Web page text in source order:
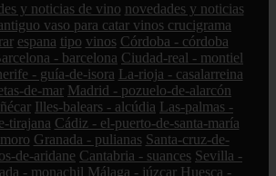
y noticias de vino novedades y noticias
vaso para catar vinos crucigrama
espana tipo vinos Córdoba - córdoba
- barcelona Ciudad-real - montiel
- guía-de-isora La-rioja - casalarreina
de-mar Madrid - pozuelo-de-alarcón
Illes-balears - alcúdia Las-palmas -
tirajana Cádiz - el-puerto-de-santa-maría
Granada - pulianas Santa-cruz-de-
de-aridane Cantabria - suances Sevilla -
- monachil Málaga - júzcar Huesca -